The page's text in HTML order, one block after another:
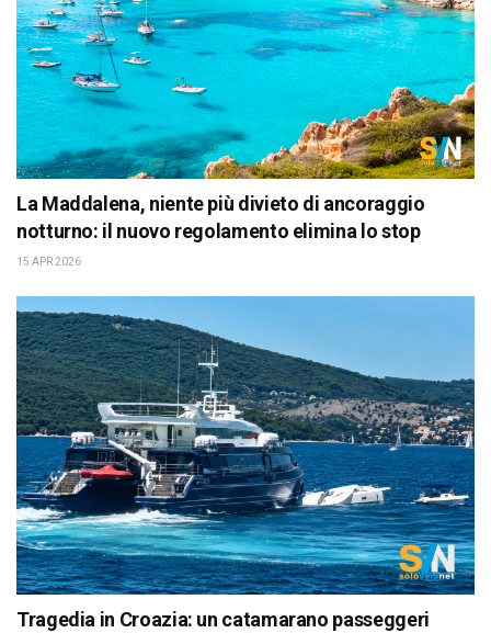
La Maddalena, niente più divieto di ancoraggio
notturno: il nuovo regolamento elimina lo stop
15 APR 2026
Tragedia in Croazia: un catamarano passeggeri